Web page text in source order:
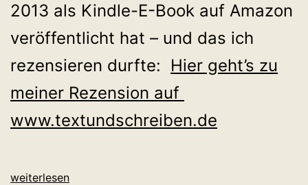
2013 als Kindle-E-Book auf Amazon
veröffentlicht hat – und das ich
rezensieren durfte: Hier geht’s zu
meiner Rezension auf
www.textundschreiben.de
Rezension:
weiterlesen